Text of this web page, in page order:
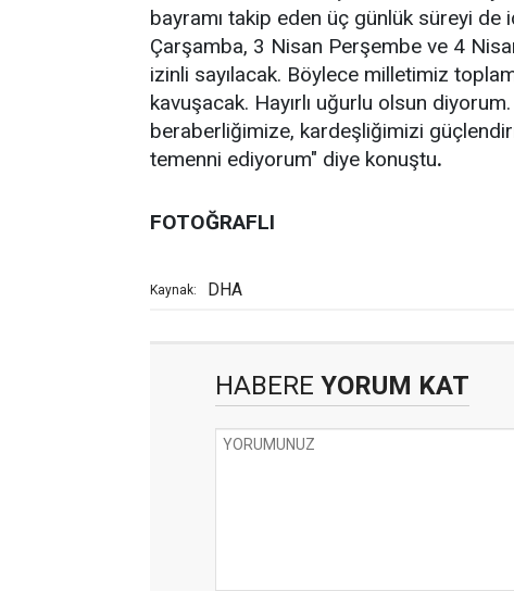
bayramı takip eden üç günlük süreyi de
Çarşamba, 3 Nisan Perşembe ve 4
izinli sayılacak. Böylece milletimiz
kavuşacak. Hayırlı uğurlu olsun
beraberliğimize, kardeşliğimizi
temenni ediyorum" diye konuştu.
FOTOĞRAFLI
Kaynak: DHA
HABERE YORUM KAT